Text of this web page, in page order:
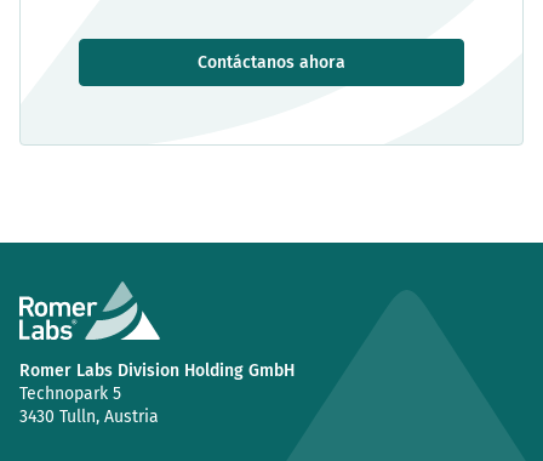
Contáctanos ahora
Romer Labs Division Holding GmbH
Technopark 5
3430 Tulln, Austria